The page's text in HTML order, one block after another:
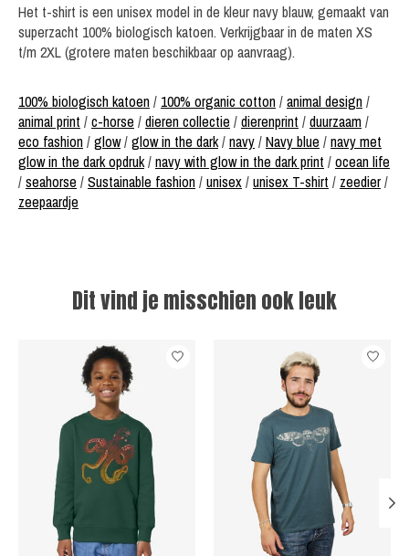
Het t-shirt is een unisex model in de kleur navy blauw, gemaakt van
superzacht 100% biologisch katoen. Verkrijgbaar in de maten XS
t/m 2XL (grotere maten beschikbaar op aanvraag).
100% biologisch katoen/ 100% organic cotton/animal design/
animal print /c-horse /dieren collectie /dierenprint /duurzaam/
eco fashion/glow/glow in the dark/navy/Navy blue /navy met
glow in the dark opdruk/navy with glow in the dark print /ocean life
/seahorse /Sustainable fashion/unisex/unisex T-shirt / zeedier/
zeepaardje
Dit vind je misschien ook leuk
Items van productcarrousel